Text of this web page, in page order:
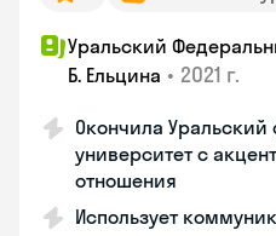
Уральский
Б. Ельцина • 2021 г.
Окончила
университет с
отношения
Использует